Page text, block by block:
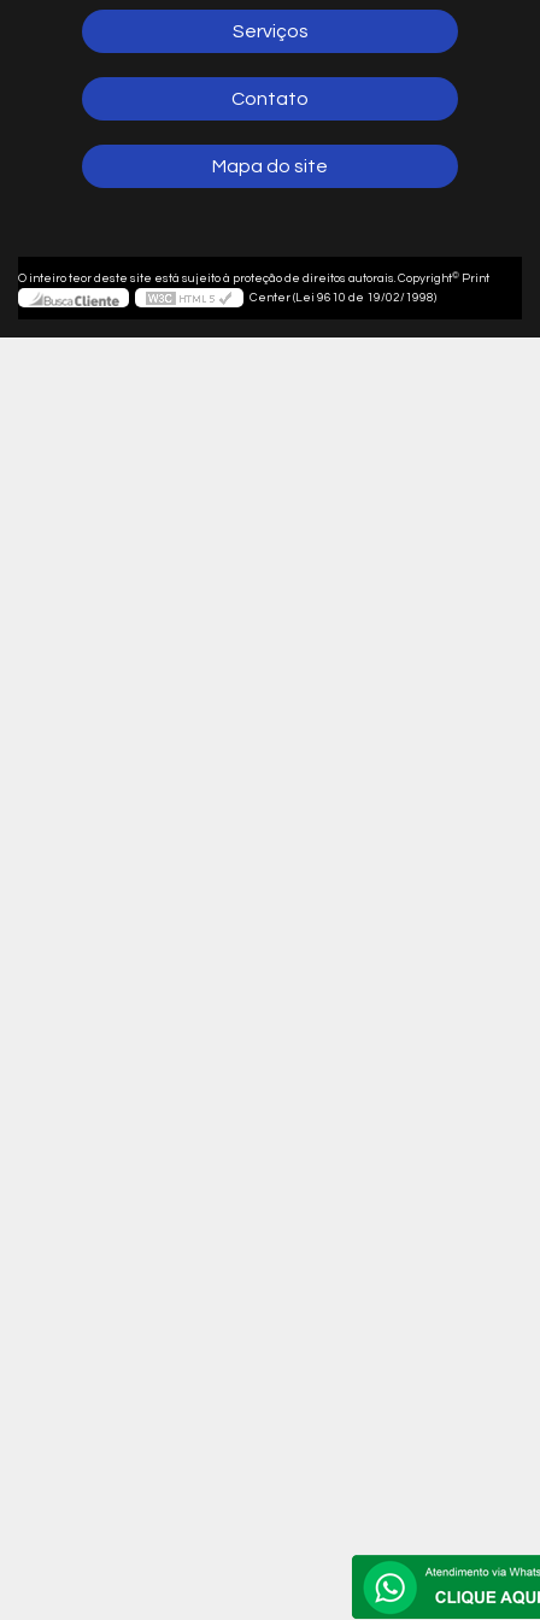
Serviços
Contato
Mapa do site
O inteiro teor deste site está sujeito à proteção de direitos autorais. Copyright© Print
Center (Lei 9610 de 19/02/1998)